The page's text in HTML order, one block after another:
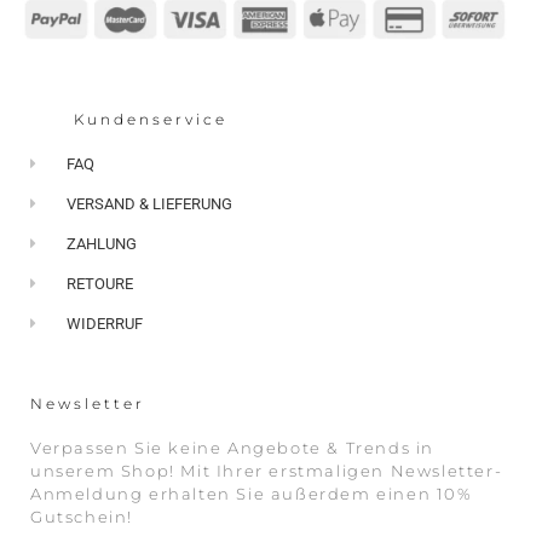
Kundenservice
FAQ
VERSAND & LIEFERUNG
ZAHLUNG
RETOURE
WIDERRUF
Newsletter
Verpassen Sie keine Angebote & Trends in
unserem Shop! Mit Ihrer erstmaligen Newsletter-
Anmeldung erhalten Sie außerdem einen 10%
Gutschein!